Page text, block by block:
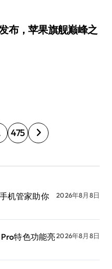
布，苹果旗舰巅峰之
475
机管家助你
2026年8月8日
特色功能亮2026年8月8日